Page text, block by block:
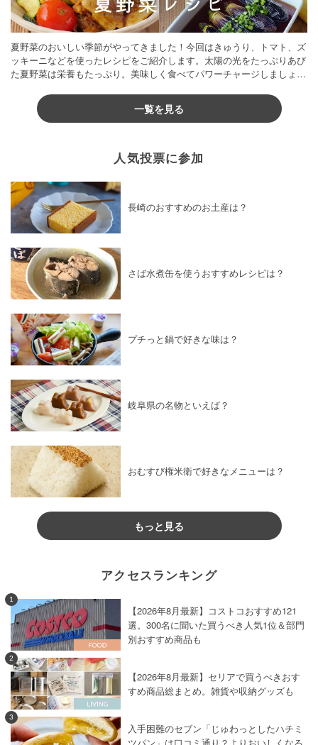
夏野菜のおいしい季節がやってきました！今回はきゅうり、トマト、ズ
ッキーニなどを使ったレシピをご紹介します。太陽の光をたっぷりあび
た夏野菜は栄養もたっぷり。美味しく食べてパワーチャージしましょう
一覧を見る
人気投票に参加
長崎のおすすめのお土産は？
さば水煮缶を使うおすすめレシピは？
プチっと鍋で好きな味は？
岐阜県の名物といえば？
おむすび権米衛で好きなメニューは？
もっと見る
アクセスランキング
1
【2026年8月最新】コストコおすすめ121
選。300名に聞いた買うべき人気1位＆部門
別おすすめ商品も
2
【2026年8月最新】セリアで買うべきおす
すめ商品総まとめ。雑貨や収納グッズも
3
入手困難のセブン「じゅわっとしたハチミ